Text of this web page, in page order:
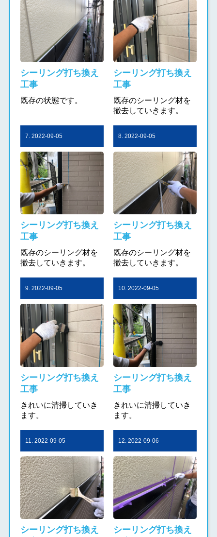
シーリング打ち換え
工事
既存の状態です。
シーリング打ち換え
工事
既存のシーリング材を
撤去していきます。
7. 2022-09-05
シーリング打ち換え
工事
既存のシーリング材を
撤去していきます。
8. 2022-09-05
シーリング打ち換え
工事
既存のシーリング材を
撤去していきます。
9. 2022-09-05
シーリング打ち換え
工事
きれいに清掃していき
ます。
10. 2022-09-05
シーリング打ち換え
工事
きれいに清掃していき
ます。
11. 2022-09-05
シーリング打ち換え
12. 2022-09-06
シーリング打ち換え